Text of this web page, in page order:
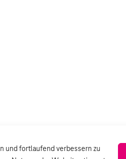
und fortlaufend verbessern zu